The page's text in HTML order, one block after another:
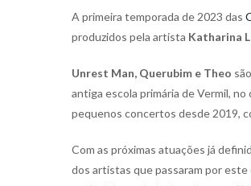
A primeira temporada de 2023 das
produzidos pela artista Katharina
Unrest Man, Querubim e Theo
antiga escola primária de Vermil,
pequenos concertos desde 2019,
Com as próximas atuações já
dos artistas que passaram por este